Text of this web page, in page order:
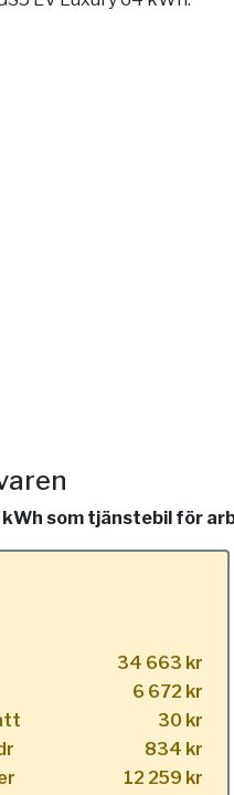
som tjänstebil för
34 663 kr
6 672 kr
30 kr
834 kr
12 259 kr